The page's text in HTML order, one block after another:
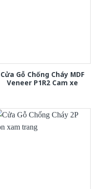
Cửa Gỗ Chống Cháy MDF
Veneer P1R2 Cam xe